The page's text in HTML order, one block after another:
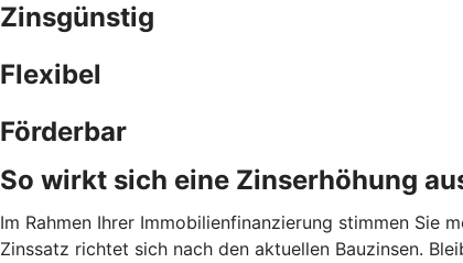
Zinsgünstig
Flexibel
Förderbar
So wirkt sich eine Zinserhöhung
Im Rahmen Ihrer Immobilienfinanzierung stimmen Sie
Zinssatz richtet sich nach den aktuellen Bauzinsen.